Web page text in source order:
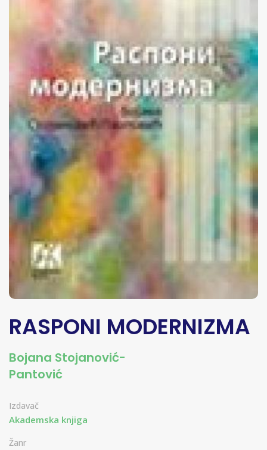
RASPONI MODERNIZMA
Bojana Stojanović-
Pantović
Izdavač
Akademska knjiga
Žanr